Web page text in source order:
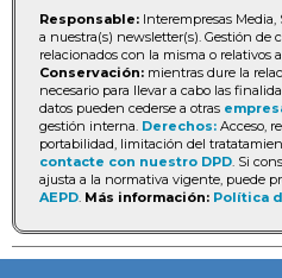
Responsable: Interempresas Media,
a nuestra(s) newsletter(s). Gestión de
relacionados con la misma o relativos
Conservación: mientras dure la
necesario para llevar a cabo las
datos pueden cederse a otras
gestión interna. Derechos: Acceso,
portabilidad, limitación del
contacte con nuestro DPD. Si
ajusta a la normativa vigente, puede
AEPD. Más información: Política